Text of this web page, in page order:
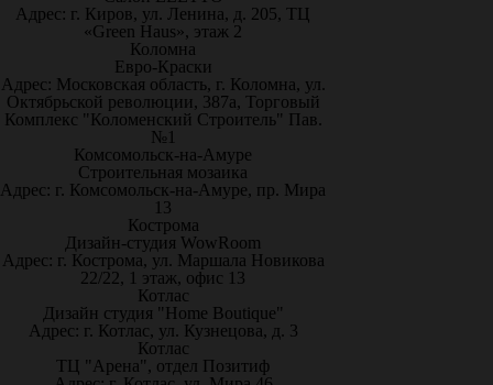
Адрес: г. Киров, ул. Ленина, д. 205, ТЦ
«Green Haus», этаж 2
Коломна
Евро-Краски
Адрес: Московская область, г. Коломна, ул.
Октябрьской революции, 387а, Торговый
Комплекс "Коломенский Строитель" Пав.
№1
Комсомольск-на-Амуре
Строительная мозаика
Адрес: г. Комсомольск-на-Амуре, пр. Мира
13
Кострома
Дизайн-студия WowRoom
Адрес: г. Кострома, ул. Маршала Новикова
22/22, 1 этаж, офис 13
Котлас
Дизайн студия "Home Boutique"
Адрес: г. Котлас, ул. Кузнецова, д. 3
Котлас
ТЦ "Арена", отдел Позитиф